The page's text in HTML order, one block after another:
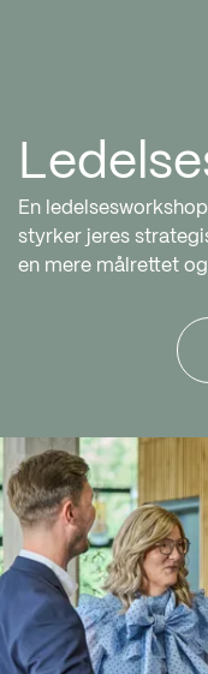
En
styrker jeres
en mere målrettet